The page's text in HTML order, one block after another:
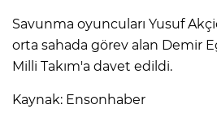
Savunma oyuncuları Yusuf
orta sahada görev alan Demir
Milli Takım'a davet edildi.
Kaynak: Ensonhaber